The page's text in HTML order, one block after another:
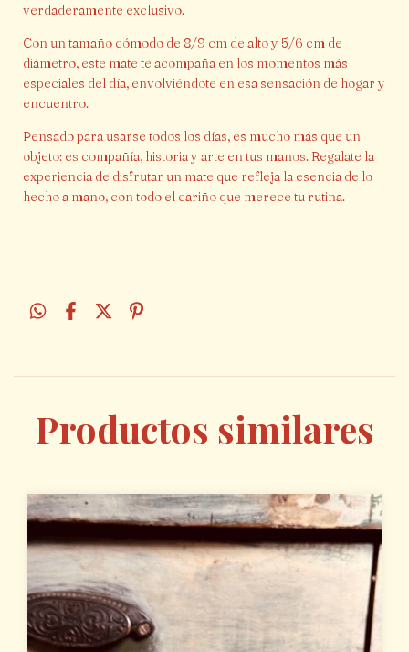
verdaderamente exclusivo.
Con un tamaño cómodo de 8/9 cm de alto y 5/6 cm de
diámetro, este mate te acompaña en los momentos más
especiales del día, envolviéndote en esa sensación de hogar y
encuentro.
Pensado para usarse todos los días, es mucho más que un
objeto: es compañía, historia y arte en tus manos. Regalate la
experiencia de disfrutar un mate que refleja la esencia de lo
hecho a mano, con todo el cariño que merece tu rutina.
Productos similares